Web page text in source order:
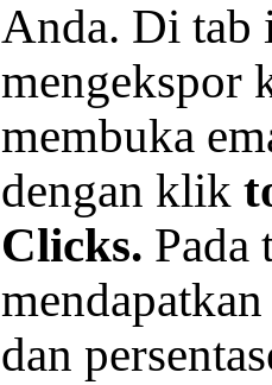
Anda. Di tab
mengekspor
membuka
dengan klik
Clicks. Pada
dan